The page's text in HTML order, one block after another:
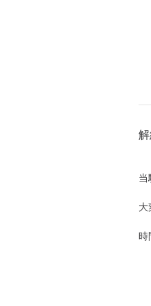
8
当
大
時